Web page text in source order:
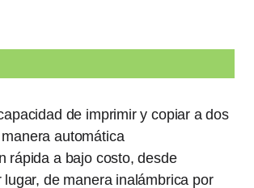
de imprimir y copiar a dos
automática
rápida a bajo costo, desde
lugar, de manera inalámbrica por